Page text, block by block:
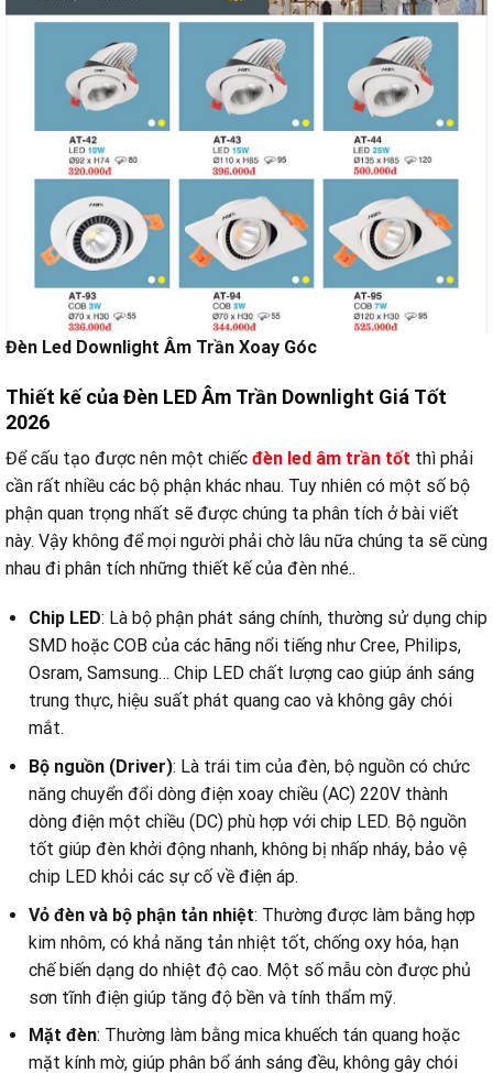
Đèn Led Downlight Âm Trần Xoay Góc
Thiết kế của Đèn LED Âm Trần Downlight Giá Tốt
2026
Để cấu tạo được nên một chiếc đèn led âm trần tốt thì phải
cần rất nhiều các bộ phận khác nhau. Tuy nhiên có một số bộ
phận quan trọng nhất sẽ được chúng ta phân tích ở bài viết
này. Vậy không để mọi người phải chờ lâu nữa chúng ta sẽ cùng
nhau đi phân tích những thiết kế của đèn nhé..
Chip LED: Là bộ phận phát sáng chính, thường sử dụng chip
SMD hoặc COB của các hãng nổi tiếng như Cree, Philips,
Osram, Samsung… Chip LED chất lượng cao giúp ánh sáng
trung thực, hiệu suất phát quang cao và không gây chói
mắt.
Bộ nguồn (Driver): Là trái tim của đèn, bộ nguồn có chức
năng chuyển đổi dòng điện xoay chiều (AC) 220V thành
dòng điện một chiều (DC) phù hợp với chip LED. Bộ nguồn
tốt giúp đèn khởi động nhanh, không bị nhấp nháy, bảo vệ
chip LED khỏi các sự cố về điện áp.
Vỏ đèn và bộ phận tản nhiệt: Thường được làm bằng hợp
kim nhôm, có khả năng tản nhiệt tốt, chống oxy hóa, hạn
chế biến dạng do nhiệt độ cao. Một số mẫu còn được phủ
sơn tĩnh điện giúp tăng độ bền và tính thẩm mỹ.
Mặt đèn: Thường làm bằng mica khuếch tán quang hoặc
mặt kính mờ, giúp phân bổ ánh sáng đều, không gây chói